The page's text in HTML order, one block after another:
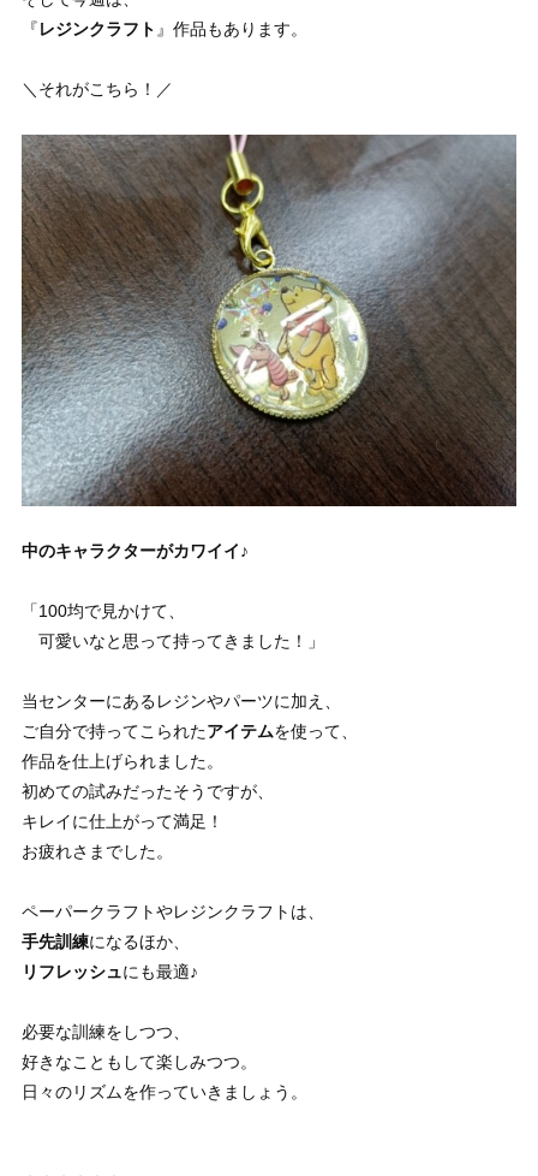
『レジンクラフト 』作品もあります。
＼それがこちら！／
中のキャラクターがカワイイ♪
「100均で見かけて、
可愛いなと思って持ってきました！」
当センターにあるレジンやパーツに加え、
ご自分で持ってこられたアイテムを使って、
作品を仕上げられました。
初めての試みだったそうですが、
キレイに仕上がって満足！
お疲れさまでした。
ペーパークラフトやレジンクラフトは、
手先訓練になるほか、
リフレッシュにも最適♪
必要な訓練をしつつ、
好きなこともして楽しみつつ。
日々のリズムを作っていきましょう。